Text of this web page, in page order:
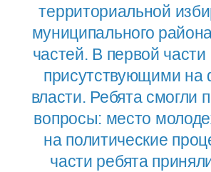
территориальной
муниципального
частей. В первой
присутствующими на
власти. Ребята смогли
вопросы: место
на политические
части ребята